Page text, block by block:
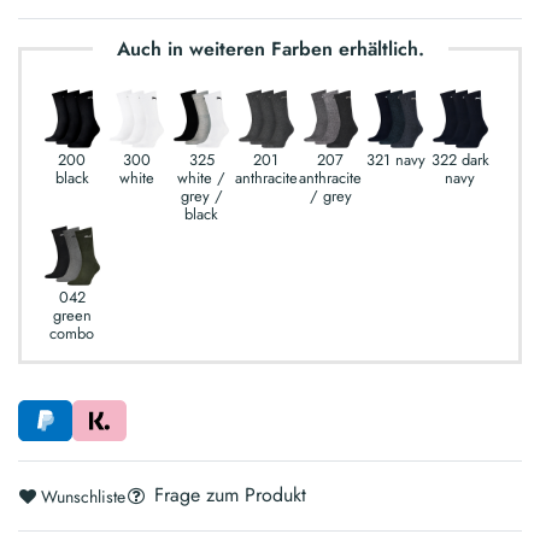
Auch in weiteren Farben erhältlich.
200
black
300
white
325
white /
grey /
black
201
anthracite
207
anthracite
/ grey
321 navy 322 dark
navy
042
green
combo
Wunschliste Frage zum Produkt